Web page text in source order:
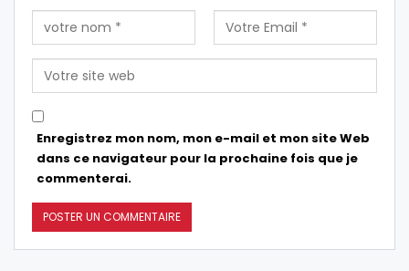
Enregistrez mon nom, mon e-mail et mon site Web
dans ce navigateur pour la prochaine fois que je
commenterai.